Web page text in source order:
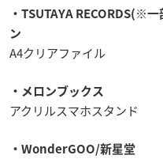
・TSUTAYA RECORDS(※
ン
A4クリアファイル
・メロンブックス
アクリルスマホスタンド
・WonderGOO/新星堂